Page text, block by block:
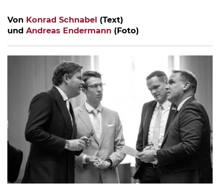
Von Konrad Schnabel (Text)
und Andreas Endermann (Foto)